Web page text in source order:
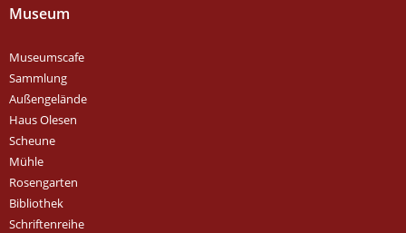
Museum
Museumscafe
Sammlung
Außengelände
Haus Olesen
Scheune
Mühle
Rosengarten
Bibliothek
Schriftenreihe